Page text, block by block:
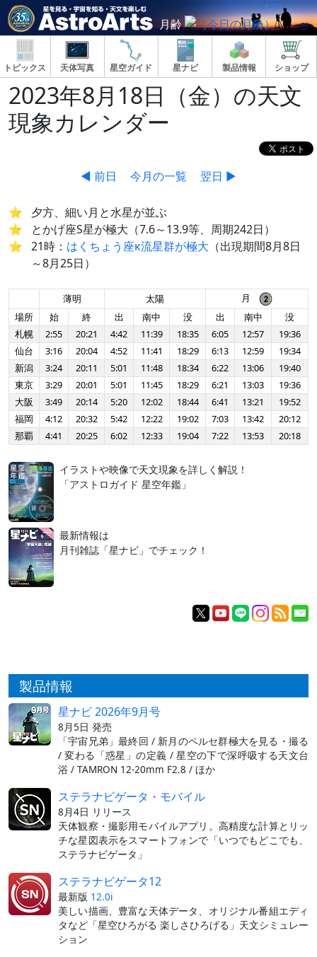
月齢
トピックス 天体写真 星空ガイド 星ナビ 製品情報 ショップ
2023年8月18日（金）の天文
現象カレンダー
◀ 前日 今月の一覧 翌日 ▶
夕方、細い月と水星が並ぶ
とかげ座S星が極大（7.6～13.9等、周期242日）
21時： はくちょう座κ流星群が極大 （出現期間8月8日
～8月25日）
薄明 太陽
月
場所
始 終 出 南中 没 出 南中
没
札幌
2:55 20:21 4:42 11:39 18:35 6:05 12:57
19:36
仙台
3:16 20:04 4:52 11:41 18:29 6:13 12:59
19:34
新潟
3:24 20:11 5:01 11:48 18:34 6:22 13:06
19:40
東京
3:29 20:01 5:01 11:45 18:29 6:21 13:03
19:36
大阪
3:49 20:14 5:20 12:02 18:44 6:41 13:21
19:52
福岡
4:12 20:32 5:42 12:22 19:02 7:03 13:42
20:12
那覇
4:41 20:25 6:02 12:33 19:04 7:22 13:53 20:18
イラストや映像で天文現象を詳しく解説！
「アストロガイド 星空年鑑」
最新情報は
月刊雑誌「星ナビ」でチェック！
製品情報
星ナビ 2026年9月号
8月5日 発売
「宇宙兄弟」最終回 / 新月のペルセ群極大を見る・撮る
/ 変わる「惑星」の定義 / 星空の下で深呼吸する天文台
浴 / TAMRON 12-20mm F2.8 / ほか
ステラナビゲータ・モバイル
8月4日 リリース
天体観察・撮影用モバイルアプリ。高精度な計算とリッ
チな星図表示をスマートフォンで「いつでもどこでも、
ステラナビゲータ」
ステラナビゲータ12
最新版 12.0i
美しい描画、豊富な天体データ、オリジナル番組エディ
タなど「星空ひろがる 楽しさひろげる」天文シミュレー
ション